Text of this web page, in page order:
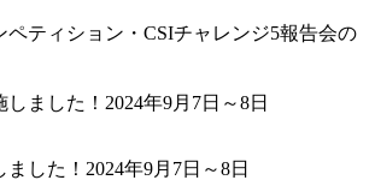
ペティション・CSIチャレンジ5報告会の
した！2024年9月7日～8日